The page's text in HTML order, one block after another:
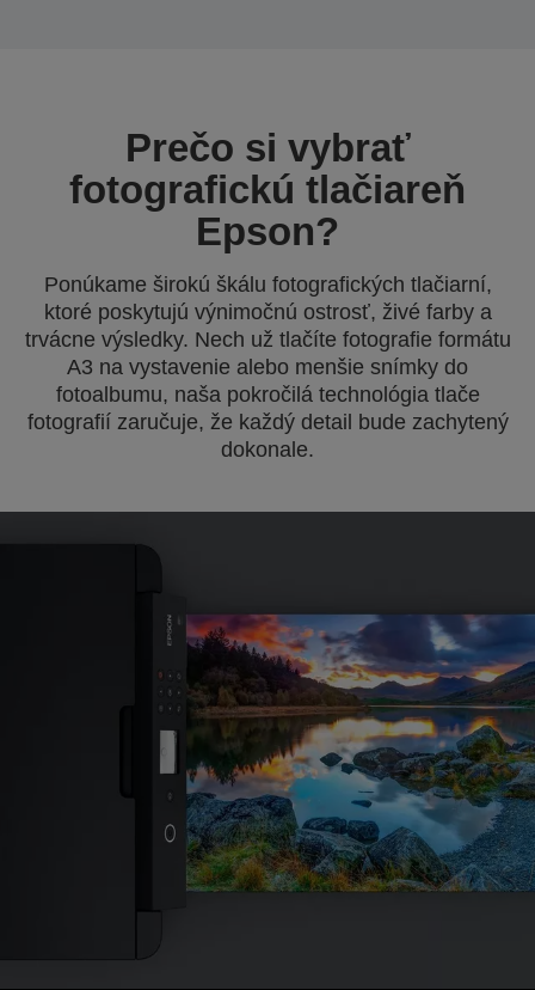
Prečo si vybrať
fotografickú tlačiareň
Epson?
Ponúkame širokú škálu fotografických tlačiarní,
ktoré poskytujú výnimočnú ostrosť, živé farby a
trvácne výsledky. Nech už tlačíte fotografie formátu
A3 na vystavenie alebo menšie snímky do
fotoalbumu, naša pokročilá technológia tlače
fotografií zaručuje, že každý detail bude zachytený
dokonale.